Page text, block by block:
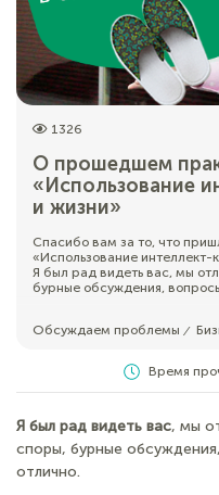
1326
О прошедшем
«Использование
и жизни»
Спасибо вам за то, что
«Использование интеллект-
Я был рад видеть вас, мы
бурные обсуждения,
Обсуждаем проблемы ⁄
Время
Я был рад видеть вас, мы
споры, бурные
отлично.